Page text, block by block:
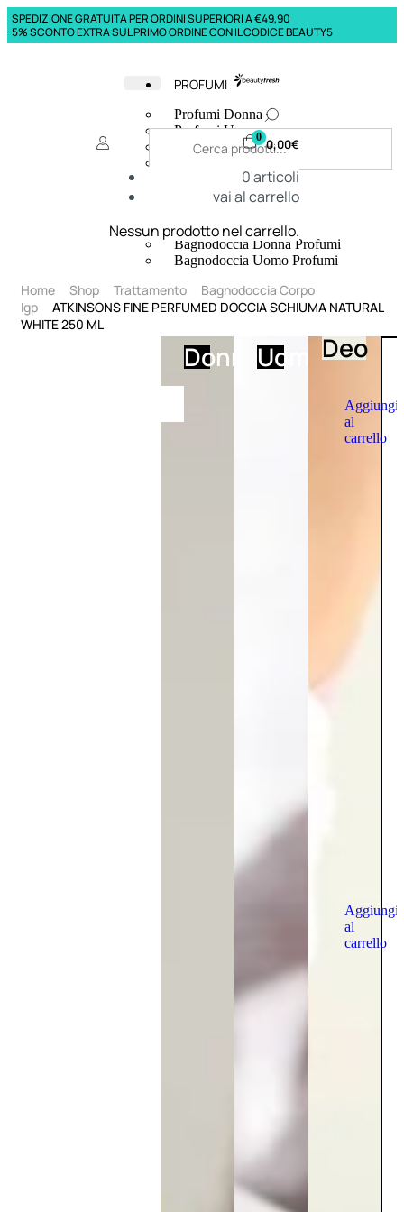
SPEDIZIONE GRATUITA PER ORDINI SUPERIORI A €49,90
5% SCONTO EXTRA SUL PRIMO ORDINE CON IL CODICE BEAUTY5
PROFUMI
Profumi Donna
Profumi Uomo
Deodoranti Donna
Corpo Donna
Corpo Uomo
Creme Mani
Bagnodoccia Donna Profumi
Bagnodoccia Uomo Profumi
DonnaUomoDeo
Aggiungi
al
carrello
Aggiungi
al
carrello
0 0,00€
0articoli
vai al carrello
Nessun prodotto nel carrello.
Home Shop Trattamento
Bagnodoccia Corpo
Igp
ATKINSONS FINE PERFUMED DOCCIA SCHIUMA NATURAL
WHITE 250 ML